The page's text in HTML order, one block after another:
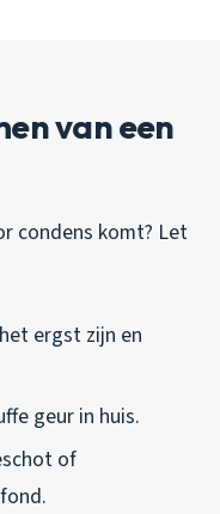
van een
condens komt? Let
ergst zijn en
geur in huis.
of